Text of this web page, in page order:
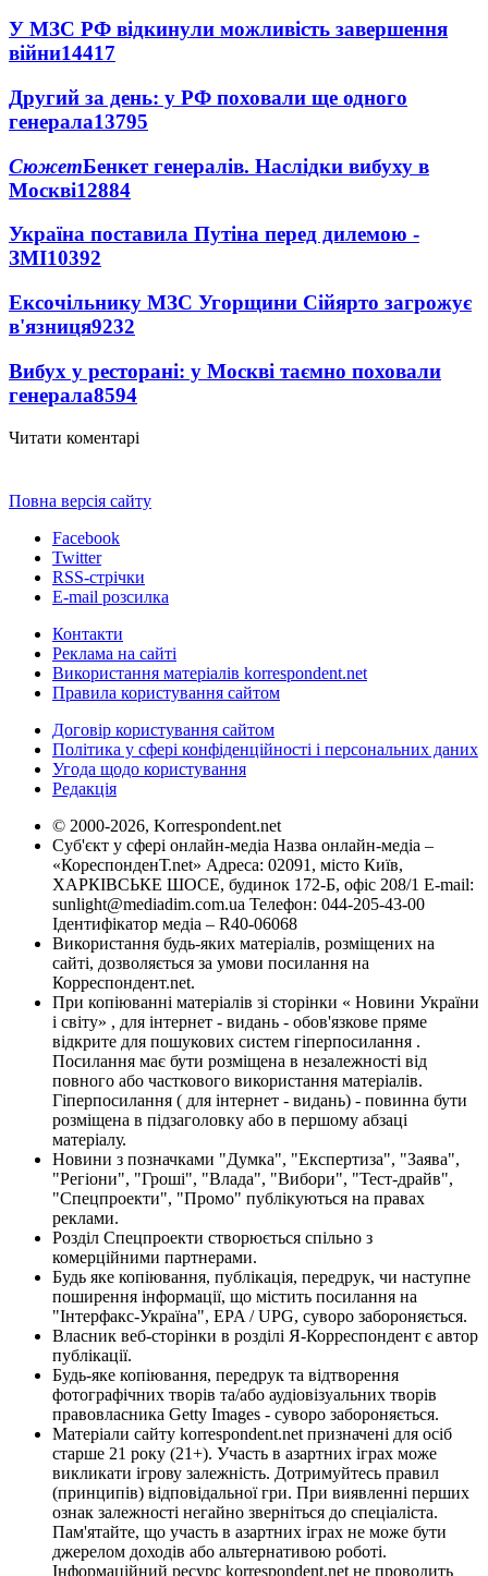
У МЗС РФ відкинули можливість завершення
війни14417
Другий за день: у РФ поховали ще одного
генерала13795
СюжетБенкет генералів. Наслідки вибуху в
Москві12884
Україна поставила Путіна перед дилемою -
ЗМІ10392
Ексочільнику МЗС Угорщини Сійярто загрожує
в'язниця9232
Вибух у ресторані: у Москві таємно поховали
генерала8594
Читати коментарі
Повна версія сайту
Facebook
Twitter
RSS-стрічки
E-mail розсилка
Контакти
Реклама на сайті
Використання матеріалів korrespondent.net
Правила користування сайтом
Договір користування сайтом
Політика у сфері конфіденційності і персональних даних
Угода щодо користування
Редакція
© 2000-2026, Korrespondent.net
Суб'єкт у сфері онлайн-медіа Назва онлайн-медіа –
«КореспонденТ.net» Адреса: 02091, місто Київ,
ХАРКІВСЬКЕ ШОСЕ, будинок 172-Б, офіс 208/1 E-mail:
sunlight@mediadim.com.ua Телефон: 044-205-43-00
Ідентифікатор медіа – R40-06068
Використання будь-яких матеріалів, розміщених на
сайті, дозволяється за умови посилання на
Корреспондент.net.
При копіюванні матеріалів зі сторінки « Новини України
і світу» , для інтернет - видань - обов'язкове пряме
відкрите для пошукових систем гіперпосилання .
Посилання має бути розміщена в незалежності від
повного або часткового використання матеріалів.
Гіперпосилання ( для інтернет - видань) - повинна бути
розміщена в підзаголовку або в першому абзаці
матеріалу.
Новини з позначками "Думка", "Експертиза", "Заява",
"Регіони", "Гроші", "Влада", "Вибори", "Тест-драйв",
"Спецпроекти", "Промо" публікуються на правах
реклами.
Розділ Спецпроекти створюється спільно з
комерційними партнерами.
Будь яке копіювання, публікація, передрук, чи наступне
поширення інформації, що містить посилання на
"Інтерфакс-Україна", EPA / UPG, суворо забороняється.
Власник веб-сторінки в розділі Я-Корреспондент є автор
публікації.
Будь-яке копіювання, передрук та відтворення
фотографічних творів та/або аудіовізуальних творів
правовласника Getty Images - суворо забороняється.
Матеріали сайту korrespondent.net призначені для осіб
старше 21 року (21+). Участь в азартних іграх може
викликати ігрову залежність. Дотримуйтесь правил
(принципів) відповідальної гри. При виявленні перших
ознак залежності негайно зверніться до спеціаліста.
Пам'ятайте, що участь в азартних іграх не може бути
джерелом доходів або альтернативою роботі.
Інформаційний ресурс korrespondent.net не проводить